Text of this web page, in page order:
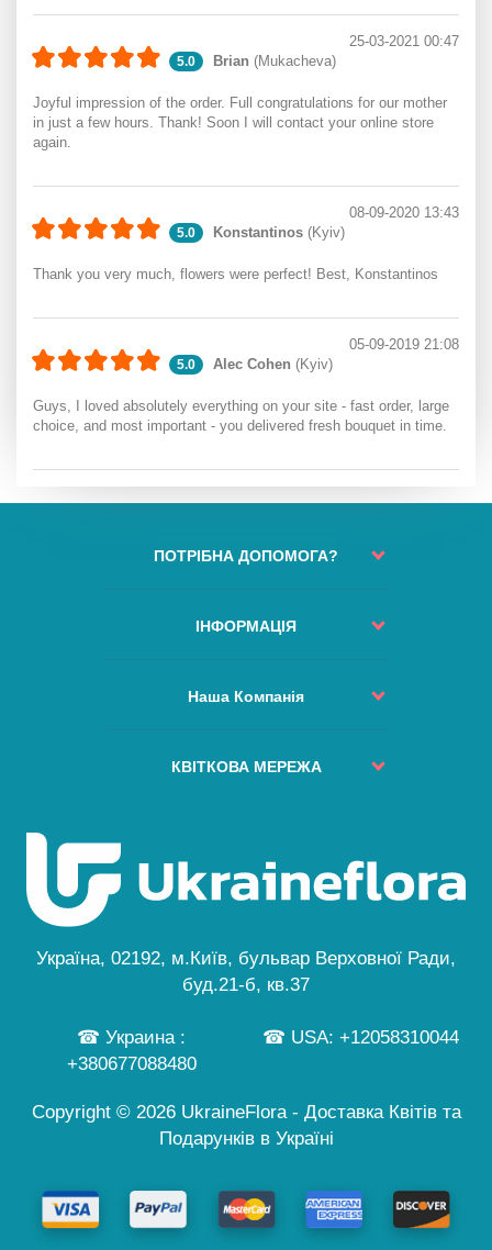
5.0 Brian (Mukacheva)
25-03-2021 00:47
Joyful impression of the order. Full congratulations for our mother
in just a few hours. Thank! Soon I will contact your online store
again.
5.0 Konstantinos (Kyiv)
08-09-2020 13:43
Thank you very much, flowers were perfect! Best, Konstantinos
5.0 Alec Cohen (Kyiv)
05-09-2019 21:08
Guys, I loved absolutely everything on your site - fast order, large
choice, and most important - you delivered fresh bouquet in time.
ПОТРІБНА ДОПОМОГА?
Зміна або відміна замовлення
Часті Питання
ІНФОРМАЦІЯ
Правила та Умови
Безпечна Оплата
Наша Компанія
Міста Доставлення
Публічна Оферта
Персональні Дані
КВІТКОВА МЕРЕЖА
Одеса
Дніпро
а також ще 245 міст
Україна, 02192, м.Київ, бульвар Верховної Ради,
буд.21-б, кв.37
☎ Украина :
+380677088480
☎ USA: +12058310044
Copyright © 2026 UkraineFlora - Доставка Квітів та
Подарунків в Україні